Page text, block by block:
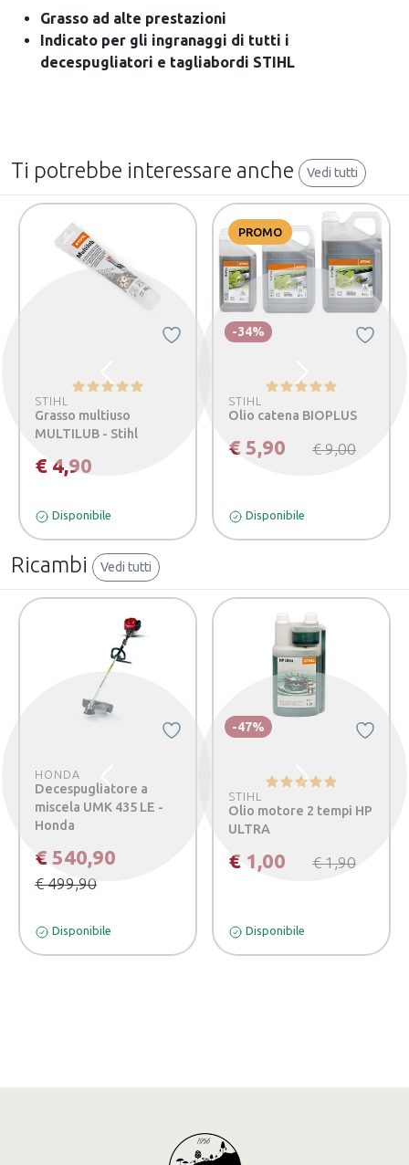
Grasso ad alte prestazioni
Indicato per gli ingranaggi di tutti i
decespugliatori e tagliabordi STIHL
Ti potrebbe interessare anche Vedi tutti
STIHL
Grasso multiuso
MULTILUB - Stihl
€ 4,90
Disponibile
PROMO
STIHL
Olio catena BIOPLUS
€ 5,90 € 9,00
-34%
Disponibile
Precedente Successivo
Ricambi Vedi tutti
HONDA
Decespugliatore a
miscela UMK 435 LE -
Honda
€ 540,90
€ 499,90
Disponibile
STIHL
Olio motore 2 tempi HP
ULTRA
€ 1,00 € 1,90
-47%
Disponibile
Precedente Successivo